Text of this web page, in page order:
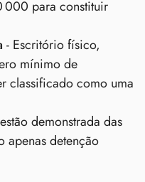
000 para constituir
- Escritório físico,
mínimo de
classificado como uma
demonstrada das
apenas detenção